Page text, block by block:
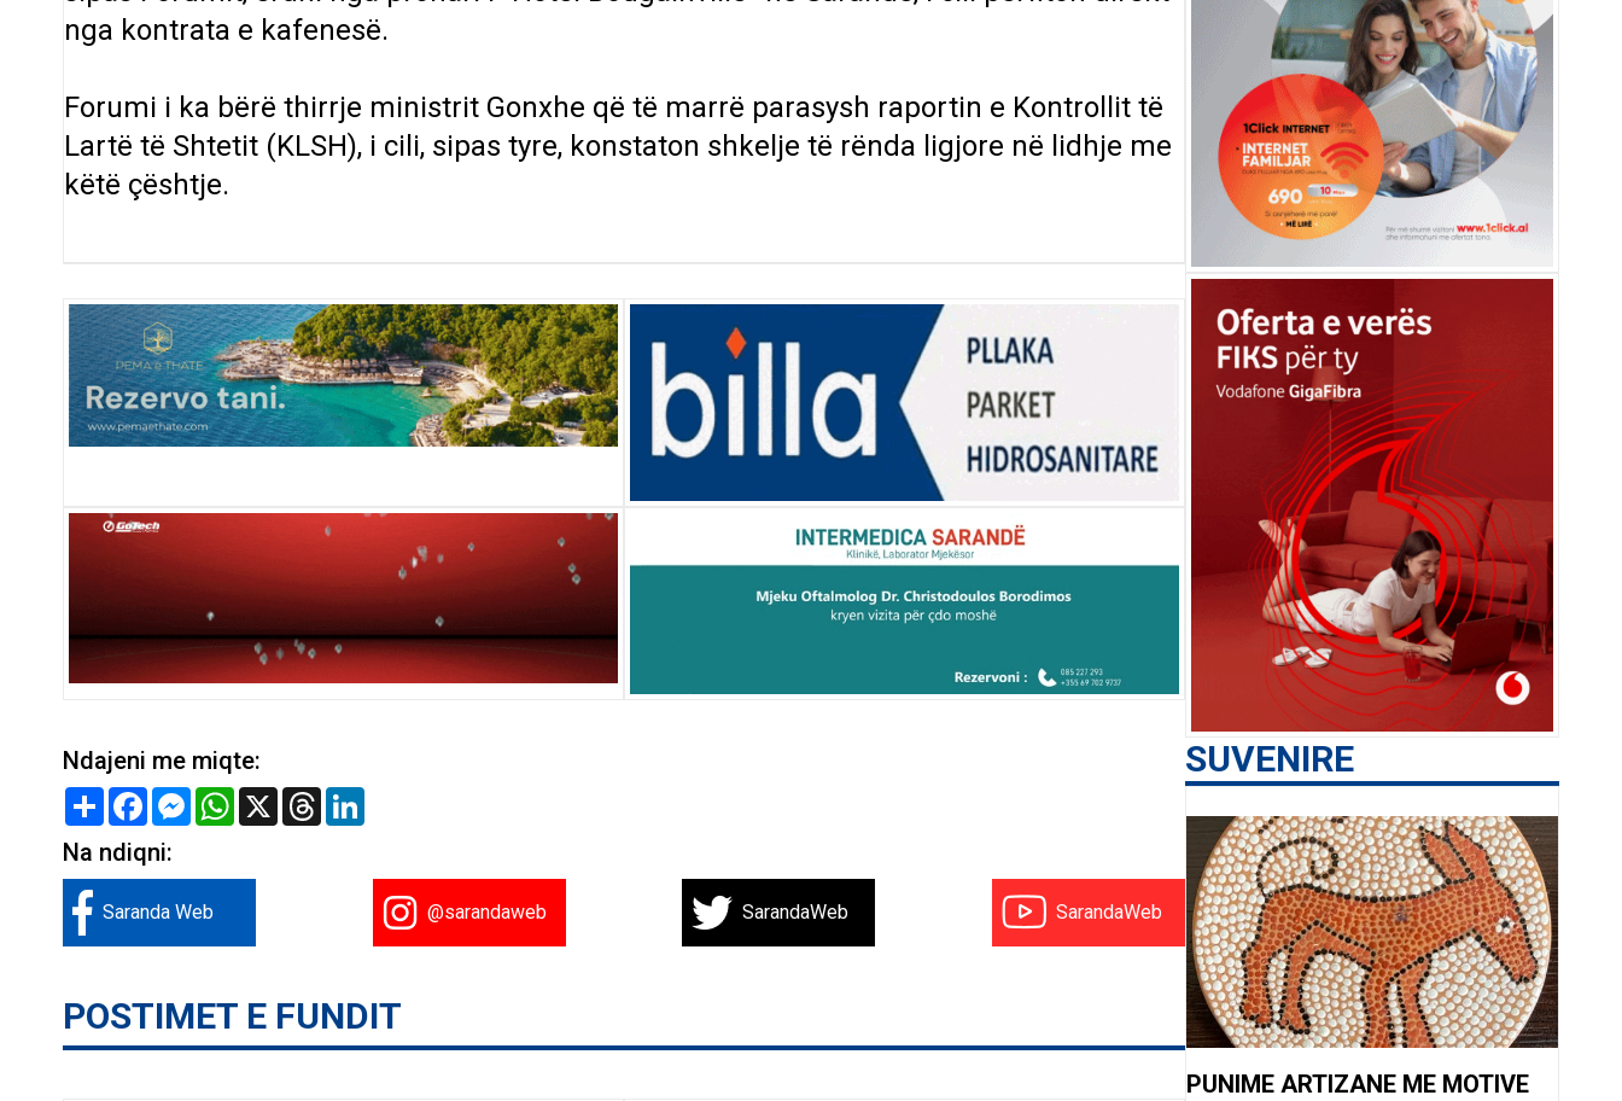
nga kontrata e kafenesë.
Forumi i ka bërë thirrje ministrit Gonxhe që të marrë parasysh raportin e Kontrollit të
Lartë të Shtetit (KLSH), i cili, sipas tyre, konstaton shkelje të rënda ligjore në lidhje me
këtë çështje.
Ndajeni me miqte:
Share FacebookMessenger
WhatsApp
X Threads
Na ndiqni:
Saranda Web @sarandaweb SarandaWeb SarandaWeb
POSTIMET E FUNDIT
SUVENIRE
PUNIME ARTIZANE ME MOTIVE